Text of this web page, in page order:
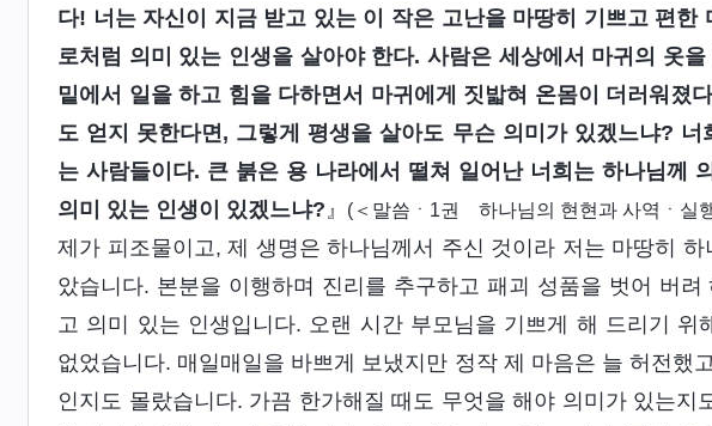
다! 너는 자신이 지금 받고 있는 이 작은 고난을 마땅히 기쁘고 편한
로처럼 의미 있는 인생을 살아야 한다. 사람은 세상에서 마귀의 옷
밑에서 일을 하고 힘을 다하면서 마귀에게 짓밟혀 온몸이 더러워졌
도 얻지 못한다면, 그렇게 평생을 살아도 무슨 의미가 있겠느냐?
는 사람들이다. 큰 붉은 용 나라에서 떨쳐 일어난 너희는 하나님께
의미 있는 인생이 있겠느냐?』 (＜말씀ㆍ1권 하나님의 현현과 사역ㆍ실
제가 피조물이고, 제 생명은 하나님께서 주신 것이라 저는 마땅히
았습니다. 본분을 이행하며 진리를 추구하고 패괴 성품을 벗어 버
고 의미 있는 인생입니다. 오랜 시간 부모님을 기쁘게 해 드리기 위
없었습니다. 매일매일을 바쁘게 보냈지만 정작 제 마음은 늘 허전했
인지도 몰랐습니다. 가끔 한가해질 때도 무엇을 해야 의미가 있는지